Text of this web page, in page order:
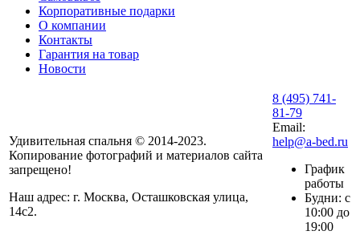
Корпоративные подарки
О компании
Контакты
Гарантия на товар
Новости
Удивительная спальня © 2014-2023.
Копирование фотографий и материалов сайта
запрещено!
Наш адрес: г. Москва, Осташковская улица,
14с2.
8 (495) 741-
81-79
Email:
help@a-bed.ru
График
работы
Будни: с
10:00 до
19:00